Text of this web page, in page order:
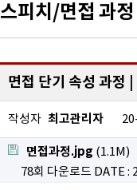
스피치/면접 과정
면접 단기 속성 과정
작성자 최고관리자
면접과정.jpg (1.1M)
78회 다운로드 DATE :